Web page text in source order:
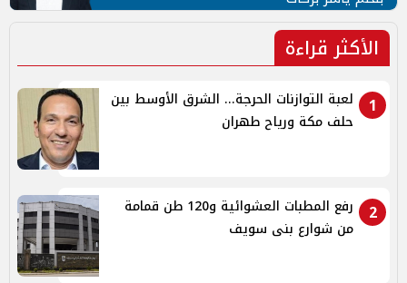
الأكثر قراءة
1
لعبة التوازنات الحرجة... الشرق الأوسط بين
حلف مكة ورياح طهران
2
رفع المطبات العشوائية و120 طن قمامة
من شوارع بنى سويف